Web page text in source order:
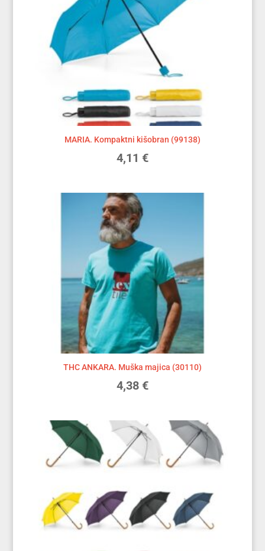
MARIA. Kompaktni kišobran (99138)
4,11 €
THC ANKARA. Muška majica (30110)
4,38 €